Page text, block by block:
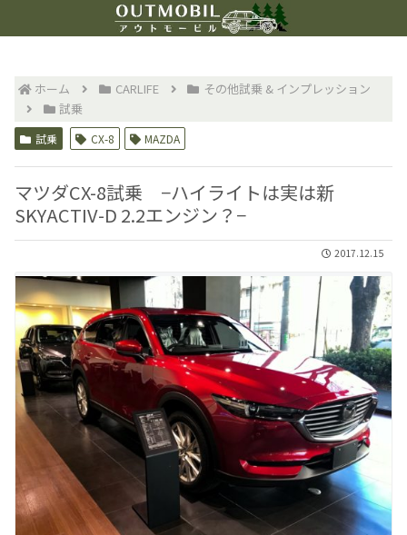
ホーム CARLIFE
その他試乗 & インプレッション
試乗
試乗 CX-8 MAZDA
マツダCX-8試乗 −ハイライトは実は新
SKYACTIV-D 2.2エンジン？−
2017.12.15